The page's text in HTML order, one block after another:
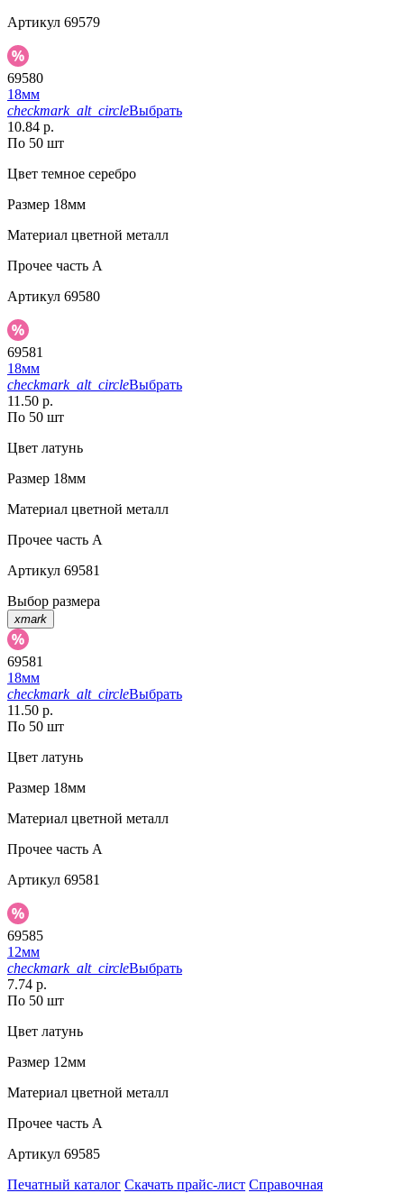
Артикул 69579
69580
18мм
checkmark_alt_circleВыбрать
10.84 р.
По 50 шт
Цвет темное серебро
Размер 18мм
Материал цветной металл
Прочее часть A
Артикул 69580
69581
18мм
checkmark_alt_circleВыбрать
11.50 р.
По 50 шт
Цвет латунь
Размер 18мм
Материал цветной металл
Прочее часть A
Артикул 69581
Выбор размера
xmark
69581
18мм
checkmark_alt_circleВыбрать
11.50 р.
По 50 шт
Цвет латунь
Размер 18мм
Материал цветной металл
Прочее часть A
Артикул 69581
69585
12мм
checkmark_alt_circleВыбрать
7.74 р.
По 50 шт
Цвет латунь
Размер 12мм
Материал цветной металл
Прочее часть A
Артикул 69585
Печатный каталог Скачать прайс-лист Справочная